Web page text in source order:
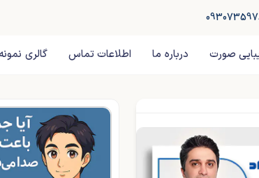
صورت درباره ما اطلاعات تماس گالری